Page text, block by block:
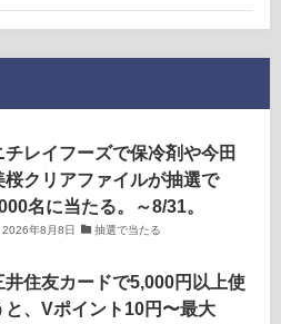
チレイフーズで保冷剤や今田
桜クリアファイルが抽選で
名に当たる。～8/31。
2026年8月8日 抽選で当たる
井住友カードで5,000円以上使
と、Vポイント10円〜最大